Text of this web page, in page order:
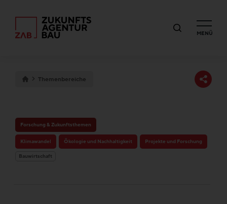
MENÜ
Themenbereiche
Forschung & Zukunftsthemen
Klimawandel Ökologie und Nachhaltigkeit Projekte und Forschung
Bauwirtschaft